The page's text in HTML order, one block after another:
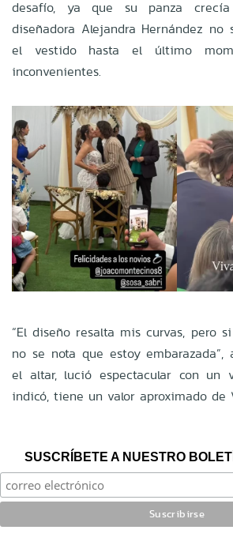
desafío, ya que su panza crecía
diseñadora Alejandra Hernández
el vestido hasta el último
inconvenientes.
“El diseño resalta mis curvas, pero
no se nota que estoy embarazada”,
el altar, lució espectacular con un
indicó, tiene un valor aproximado de
SUSCRÍBETE A NUESTRO